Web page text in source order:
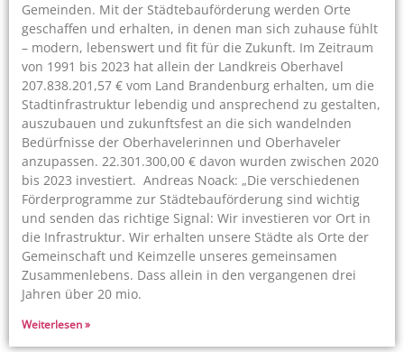
Gemeinden. Mit der Städtebauförderung werden Orte
geschaffen und erhalten, in denen man sich zuhause fühlt
– modern, lebenswert und fit für die Zukunft. Im Zeitraum
von 1991 bis 2023 hat allein der Landkreis Oberhavel
207.838.201,57 € vom Land Brandenburg erhalten, um die
Stadtinfrastruktur lebendig und ansprechend zu gestalten,
auszubauen und zukunftsfest an die sich wandelnden
Bedürfnisse der Oberhavelerinnen und Oberhaveler
anzupassen. 22.301.300,00 € davon wurden zwischen 2020
bis 2023 investiert. Andreas Noack: „Die verschiedenen
Förderprogramme zur Städtebauförderung sind wichtig
und senden das richtige Signal: Wir investieren vor Ort in
die Infrastruktur. Wir erhalten unsere Städte als Orte der
Gemeinschaft und Keimzelle unseres gemeinsamen
Zusammenlebens. Dass allein in den vergangenen drei
Jahren über 20 mio.
Weiterlesen »